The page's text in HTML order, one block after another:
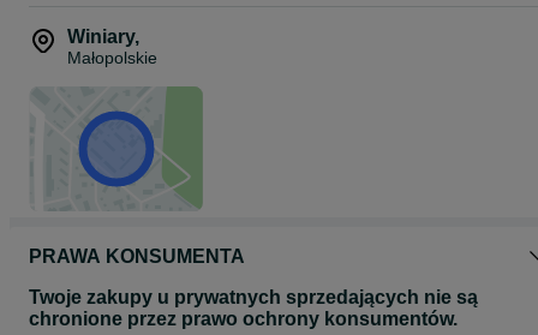
Winiary,
Małopolskie
PRAWA KONSUMENTA
Twoje zakupy u prywatnych sprzedających nie są
chronione przez prawo ochrony konsumentów.